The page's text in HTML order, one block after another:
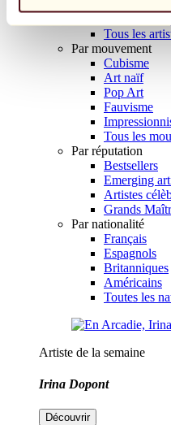
Tous les
Par mouvement
Cubisme
Art naïf
Pop Art
Fauvisme
Tous les
Par réputation
Bestsellers
Emerging
Artistes
Grands
Par nationalité
Français
Espagnols
Britanniques
Américains
Toutes les
Artiste de la semaine
Irina Dopont
Découvrir